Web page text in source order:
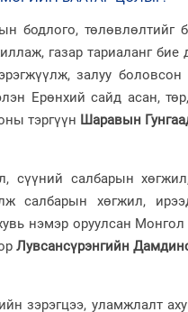
бодлого, төлөвлөлтийг
газар тариаланг
залуу боловсон
Ерөнхий сайд асан,
тэргүүн Шаравын
сүүний салбарын
салбарын хөгжил,
нэмэр оруулсан
Лувсансүрэнгийн
зэрэгцээ, уламжлалт